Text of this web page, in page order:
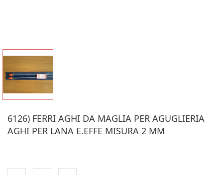
6126) FERRI AGHI DA MAGLIA PER AGUGLIERIA
AGHI PER LANA E.EFFE MISURA 2 MM